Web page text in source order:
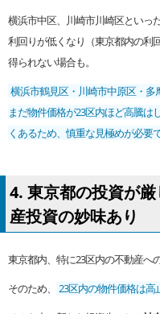
横浜市中区、川崎市川崎区といっ
利回りが低くなり（東京都内の利
得られない場合も。
横浜市鶴見区・川崎市中原区・多
まだ物件価格が23区内ほど高騰
くあるため、慎重な見極めが必要で
4. 東京都の投資が
産投資の妙味あり
東京都内、特に23区内の不動産へ
そのため、
23区内の物件価格は高